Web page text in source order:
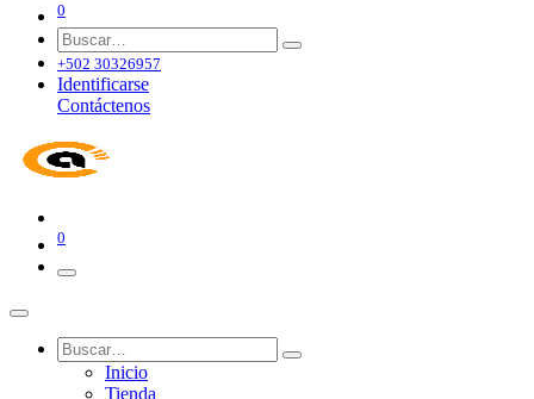
0
+502 30326957
Identificarse
Contáctenos
0
Inicio
Tienda